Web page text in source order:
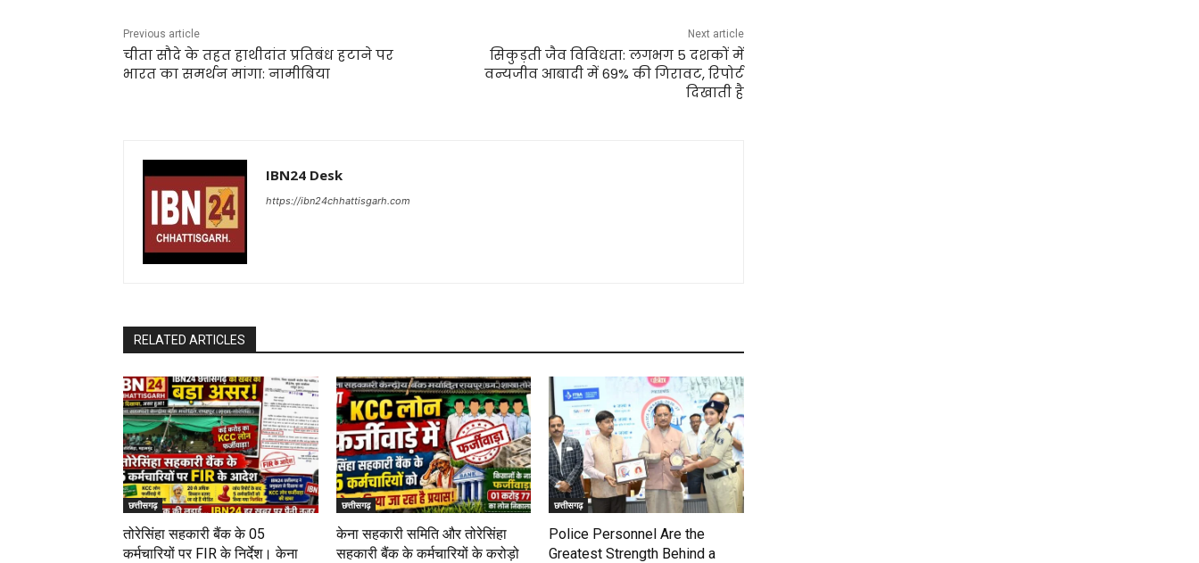
Previous article
चीता सौदे के तहत हाथीदांत प्रतिबंध हटाने पर
भारत का समर्थन मांगा: नामीबिया
Next article
सिकुड़ती जैव विविधता: लगभग 5 दशकों में
वन्यजीव आबादी में 69% की गिरावट, रिपोर्ट
दिखाती है
IBN24 Desk
https://ibn24chhattisgarh.com
RELATED ARTICLES
छत्तीसगढ़
तोरेसिंहा सहकारी बैंक के 05
कर्मचारियों पर FIR के निर्देश। केना
छत्तीसगढ़
केना सहकारी समिति और तोरेसिंहा
सहकारी बैंक के कर्मचारियों के करोड़ो
छत्तीसगढ़
Police Personnel Are the
Greatest Strength Behind a